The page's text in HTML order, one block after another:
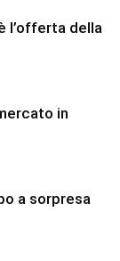
l’offerta della
in
a sorpresa